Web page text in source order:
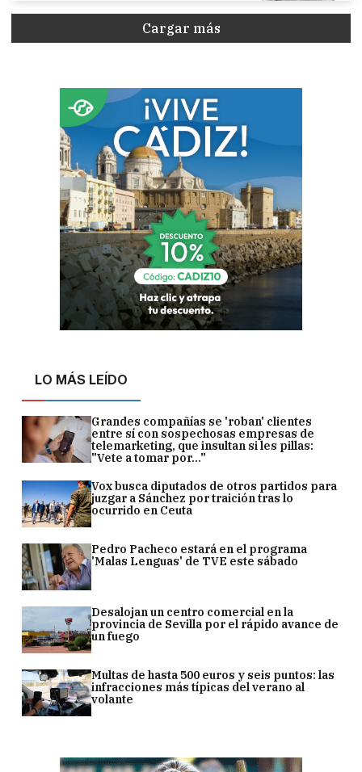
Cargar más
LO MÁS LEÍDO
Grandes compañías se 'roban' clientes
entre sí con sospechosas empresas de
telemarketing, que insultan si les pillas:
"Vete a tomar por..."
Vox busca diputados de otros partidos para
juzgar a Sánchez por traición tras lo
ocurrido en Ceuta
Pedro Pacheco estará en el programa
'Malas Lenguas' de TVE este sábado
Desalojan un centro comercial en la
provincia de Sevilla por el rápido avance de
un fuego
Multas de hasta 500 euros y seis puntos: las
infracciones más típicas del verano al
volante